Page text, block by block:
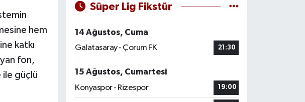
hem
katkı
fon,
ile güçlü
Süper Lig Fikstür
14 Ağustos, Cuma
Galatasaray - Çorum FK
21:30
15 Ağustos, Cumartesi
Konyaspor - Rizespor
19:00